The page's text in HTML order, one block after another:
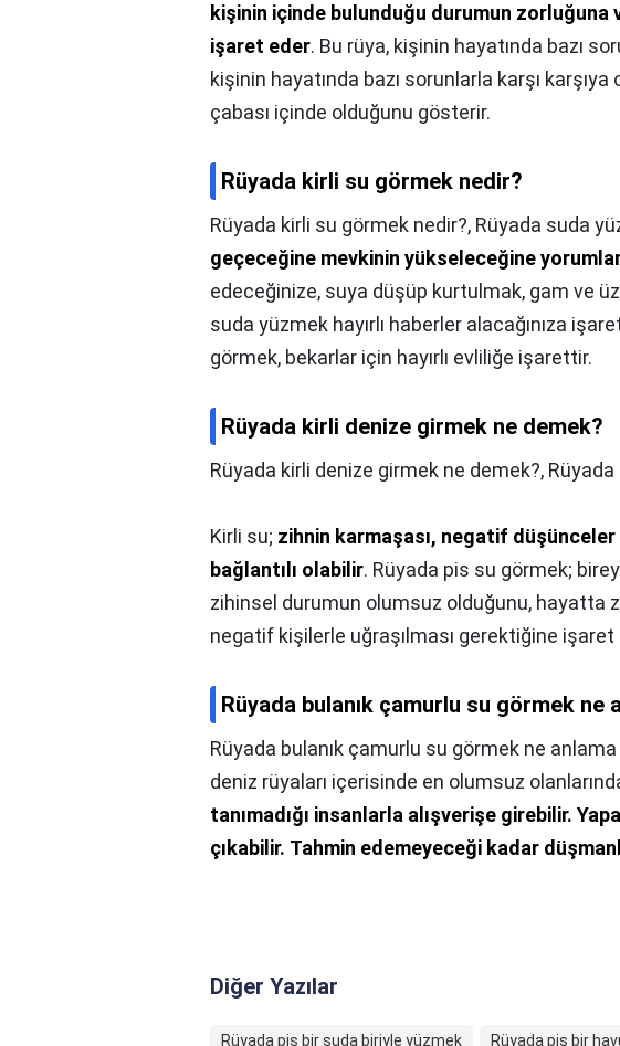
kişinin içinde bulunduğu durumun zorluğuna
işaret eder. Bu rüya, kişinin hayatında bazı
kişinin hayatında bazı sorunlarla karşı
çabası içinde olduğunu gösterir.
Rüyada kirli su görmek nedir?
Rüyada kirli su görmek nedir?, Rüyada suda
geçeceğine mevkinin yükseleceğine
edeceğinize, suya düşüp kurtulmak, gam ve
suda yüzmek hayırlı haberler alacağınıza
görmek, bekarlar için hayırlı evliliğe işarettir.
Rüyada kirli denize girmek ne demek?
Rüyada kirli denize girmek ne demek?, Rüyada
Kirli su; zihnin karmaşası, negatif
bağlantılı olabilir. Rüyada pis su görmek;
zihinsel durumun olumsuz olduğunu, hayatta
negatif kişilerle uğraşılması gerektiğine işaret
Rüyada bulanık çamurlu su görmek ne
Rüyada bulanık çamurlu su görmek ne anlama
deniz rüyaları içerisinde en olumsuz
tanımadığı insanlarla alışverişe girebilir.
çıkabilir. Tahmin edemeyeceği kadar
Diğer Yazılar
Rüyada pis bir suda biriyle yüzmek Rüyada pis bir